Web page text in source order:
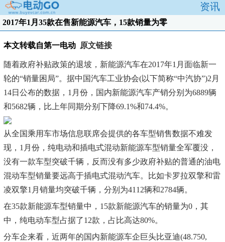
资讯
2017年1月35款在售新能源汽车，15款销量为零
本文转载自第一电动 原文链接
随着政府补贴政策的退坡，新能源汽车在2017年1月面临新一
轮的“销量困局”。据中国汽车工业协会(以下简称“中汽协”)2月
14日公布的数据，1月份，国内新能源汽车产销分别为6889辆
和5682辆，比上年同期分别下降69.1%和74.4%。
从全国乘用车市场信息联席会提供的各车型销售数据不难发
现，1月份，纯电动和插电式混动新能源车型销量全军覆没，
没有一款车型突破千辆，反而没有多少政府补贴的普通的油电
混动车型销量要远高于插电式混动汽车。比如卡罗拉双擎和雷
凌双擎1月销量均突破千辆，分别为4112辆和2784辆。
在35款新能源车型销量中，15款新能源汽车的销量为0，其
中，纯电动车型占据了12款，占比高达80%。
分车企来看，近两年的国内新能源车企巨头比亚迪(48.750,